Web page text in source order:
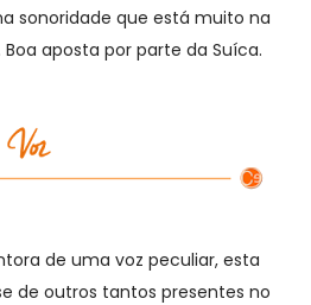
sonoridade que está muito na
aposta por parte da Suíca.
de uma voz peculiar, esta
de outros tantos presentes no